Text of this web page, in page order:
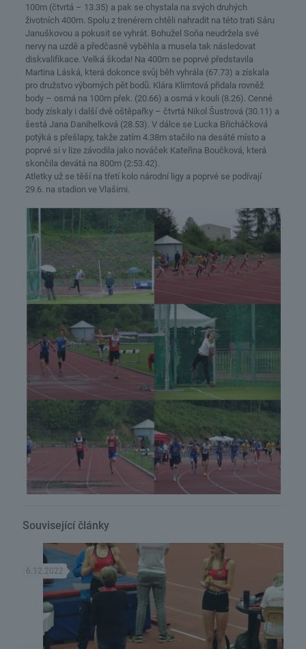
100m (čtvrtá – 13.35) a pak se chystala na svých druhých
životních 400m. Spolu z trenérem chtěli nahradit na této trati Sáru
Januškovou a pokusit se vyhrát. Bohužel Soňa neudržela své
nervy na uzdě a předčasně vyběhla a musela tak následovat
diskvalifikace. Velká škoda! Na 400m se poprvé představila
Martina Láská, která dokonce svůj běh vyhrála (67.73) a získala
pro družstvo výborných pět bodů. Klára Klimtová přidala rovněž
body – osmá na 100m přek. (20.66) a osmá v kouli (8.26). Cenné
body získaly i další dvě oštěpařky – čtvrtá Nikol Šustrová (30.11) a
šestá Jana Danihelková (28.53). V dálce se Lucka Břicháčková
potýká s přešlapy, takže zatím 4.38m stačilo na desáté místo a
poprvé si v lize závodila jako nováček Kateřina Boučková, která
skončila devátá na 800m (2:53.42).
Atletky už se těší na třetí kolo národní ligy a poprvé se podívají
29.6. na stadion ve Vlašimi.
Související články
6.12.2022